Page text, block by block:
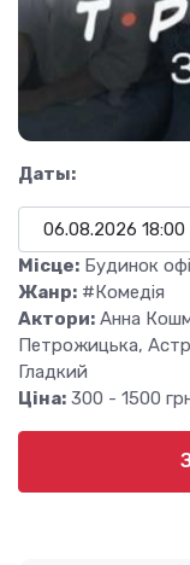
Даты:
Місце: Будинок
Жанр: #Комедія
Актори: Анна
Петрожицька,
Гладкий
Ціна: 300 - 1500